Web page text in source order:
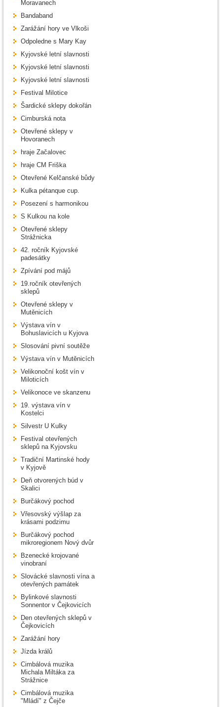
Moravanech
Bandaband
Zarážání hory ve Vlkoši
Odpoledne s Mary Kay
Kyjovské letní slavnosti
Kyjovské letní slavnosti
Kyjovské letní slavnosti
Festival Milotice
Šardické sklepy dokořán
Cimburská nota
Otevřené sklepy v
Hovoranech
hraje Začalovec
hraje CM Friška
Otevřené Kelčanské bůdy
Kulka pétanque cup.
Posezení s harmonikou
S Kulkou na kole
Otevřené sklepy
Strážnicka
42. ročník Kyjovské
padesátky
Zpívání pod májů
19.ročník otevřených
sklepů
Otevřené sklepy v
Mutěnicích
Výstava vín v
Bohuslavicích u Kyjova
Slosování pivní soutěže
Výstava vín v Mutěnicích
Velikonoční košt vín v
Miloticích
Velikonoce ve skanzenu
19. výstava vín v
Kostelci
Silvestr U Kulky
Festival otevřených
sklepů na Kyjovsku
Tradiční Martinské hody
v Kyjově
Deň otvorených búd v
Skalici
Burčákový pochod
Vřesovský výšlap za
krásami podzimu
Burčákový pochod
mikroregionem Nový dvůr
Bzenecké krojované
vinobraní
Slovácké slavnosti vína a
otevřených památek
Bylinkové slavnosti
Sonnentor v Čejkovicích
Den otevřených sklepů v
Čejkovicích
Zarážání hory
Jízda králů
Cimbálová muzika
Michala Miltáka za
Strážnice
Cimbálová muzika
"Mládí" z Čejče